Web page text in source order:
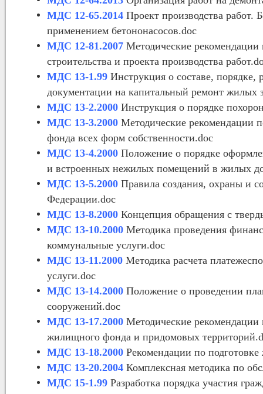
МДС 12-65.2014 Проект производства работ.
применением бетононасосов.doc
МДС 12-81.2007 Методические
строительства и проекта производства
МДС 13-1.99 Инструкция о составе, порядке,
документации на капитальный ремонт жилых
МДС 13-2.2000 Инструкция о порядке
МДС 13-3.2000 Методические рекомендации
фонда всех форм собственности.doc
МДС 13-4.2000 Положение о порядке
и встроенных нежилых помещений в жилых
МДС 13-5.2000 Правила создания, охраны и
Федерации.doc
МДС 13-8.2000 Концепция обращения с
МДС 13-10.2000 Методика проведения
коммунальные услуги.doc
МДС 13-11.2000 Методика расчета
услуги.doc
МДС 13-14.2000 Положение о проведении
сооружений.doc
МДС 13-17.2000 Методические
жилищного фонда и придомовых
МДС 13-18.2000 Рекомендации по
МДС 13-20.2004 Комплексная методика по
МДС 15-1.99 Разработка порядка участия